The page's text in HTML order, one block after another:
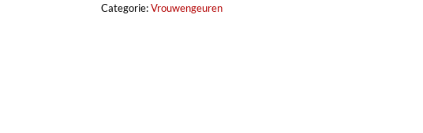
Categorie:Vrouwengeuren